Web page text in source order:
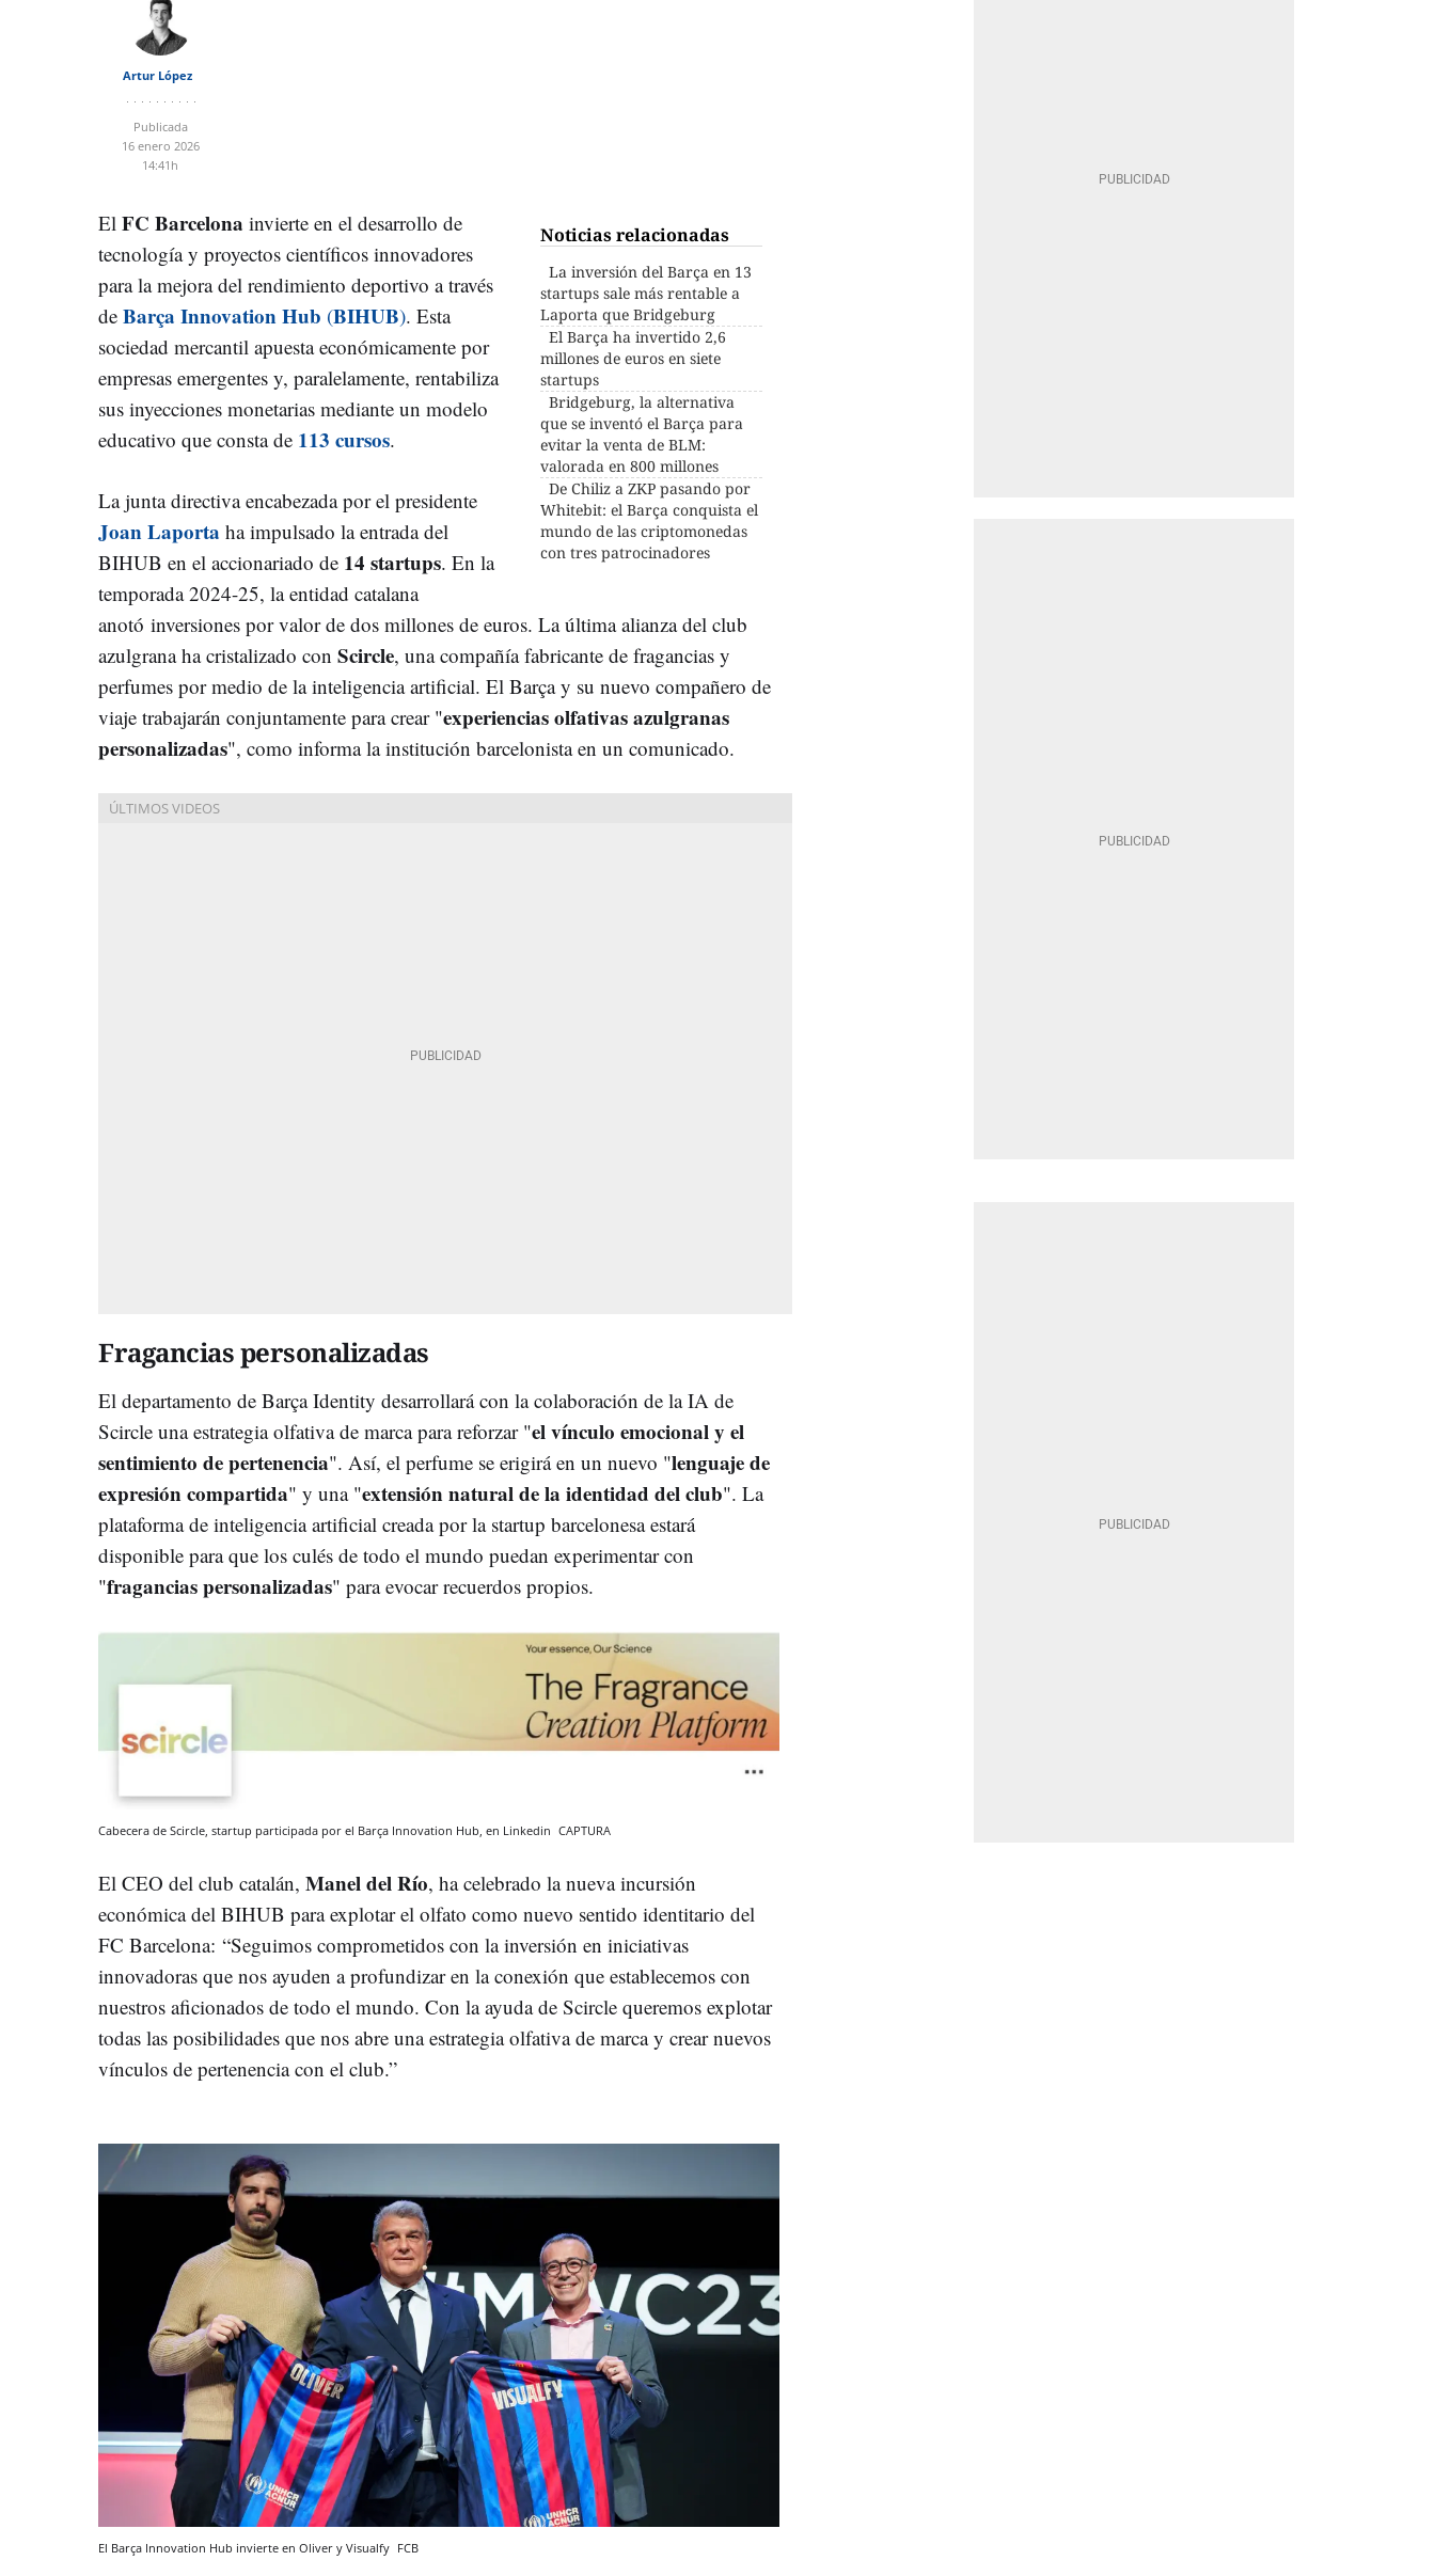
Artur López
Publicada
16 enero 2026
14:41h
Noticias relacionadas
La inversión del Barça en 13
startups sale más rentable a
Laporta que Bridgeburg
El Barça ha invertido 2,6
millones de euros en siete
startups
Bridgeburg, la alternativa
que se inventó el Barça para
evitar la venta de BLM:
valorada en 800 millones
De Chiliz a ZKP pasando por
Whitebit: el Barça conquista el
mundo de las criptomonedas
con tres patrocinadores
El FC Barcelona invierte en el desarrollo de
tecnología y proyectos científicos innovadores
para la mejora del rendimiento deportivo a través
de Barça Innovation Hub (BIHUB). Esta
sociedad mercantil apuesta económicamente por
empresas emergentes y, paralelamente, rentabiliza
sus inyecciones monetarias mediante un modelo
educativo que consta de 113 cursos.
La junta directiva encabezada por el presidente
Joan Laporta ha impulsado la entrada del
BIHUB en el accionariado de 14 startups. En la
temporada 2024-25, la entidad catalana
anotó inversiones por valor de dos millones de euros. La última alianza del club
azulgrana ha cristalizado con Scircle, una compañía fabricante de fragancias y
perfumes por medio de la inteligencia artificial. El Barça y su nuevo compañero de
viaje trabajarán conjuntamente para crear "experiencias olfativas azulgranas
personalizadas", como informa la institución barcelonista en un comunicado.
Fragancias personalizadas
El departamento de Barça Identity desarrollará con la colaboración de la IA de
Scircle una estrategia olfativa de marca para reforzar "el vínculo emocional y el
sentimiento de pertenencia". Así, el perfume se erigirá en un nuevo "lenguaje de
expresión compartida" y una "extensión natural de la identidad del club". La
plataforma de inteligencia artificial creada por la startup barcelonesa estará
disponible para que los culés de todo el mundo puedan experimentar con
"fragancias personalizadas" para evocar recuerdos propios.
Cabecera de Scircle, startup participada por el Barça Innovation Hub, en Linkedin CAPTURA
El CEO del club catalán, Manel del Río, ha celebrado la nueva incursión
económica del BIHUB para explotar el olfato como nuevo sentido identitario del
FC Barcelona: “Seguimos comprometidos con la inversión en iniciativas
innovadoras que nos ayuden a profundizar en la conexión que establecemos con
nuestros aficionados de todo el mundo. Con la ayuda de Scircle queremos explotar
todas las posibilidades que nos abre una estrategia olfativa de marca y crear nuevos
vínculos de pertenencia con el club.”
El Barça Innovation Hub invierte en Oliver y Visualfy FCB